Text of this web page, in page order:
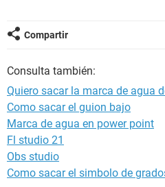
Compartir
Consulta también:
Quiero sacar la marca de agua
Como sacar el guion bajo
Marca de agua en power point
Fl studio 21
Obs studio
Como sacar el simbolo de